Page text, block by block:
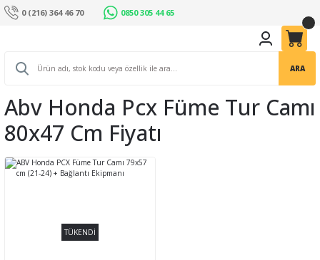
0 (216) 364 46 70 0850 305 44 65
ARA
Abv Honda Pcx Füme Tur Camı
80x47 Cm Fiyatı
TÜKENDİ